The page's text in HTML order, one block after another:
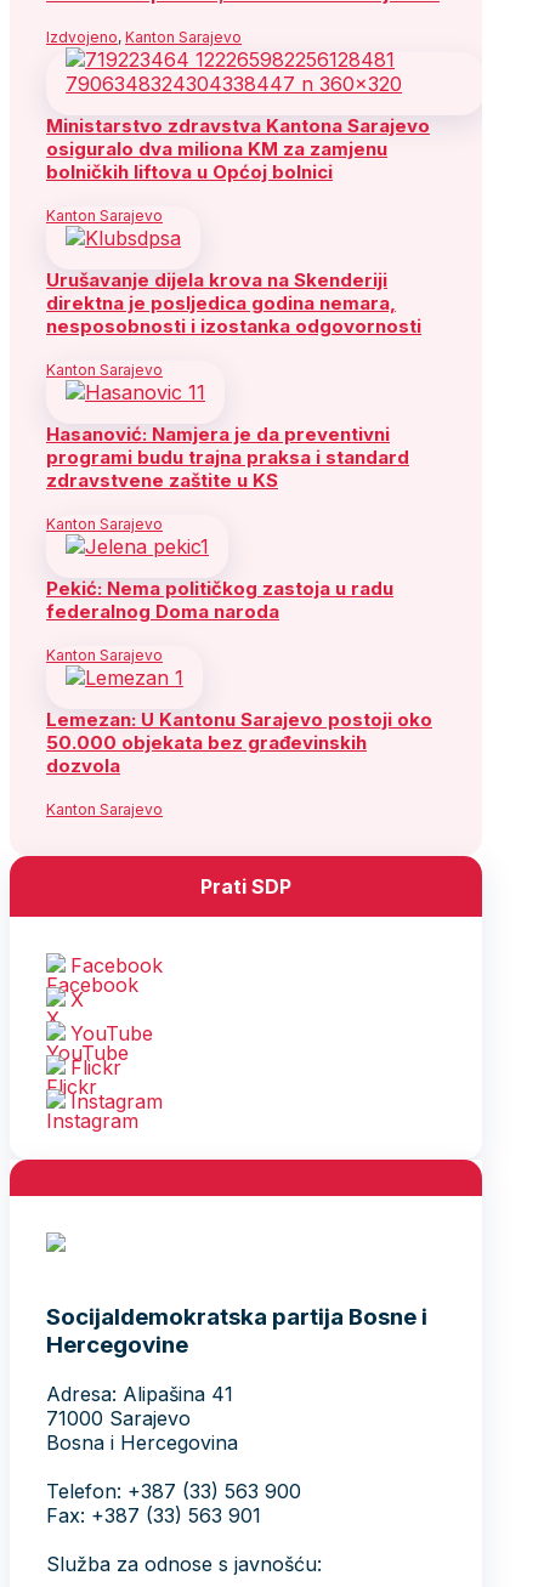
Izdvojeno, Kanton Sarajevo
Ministarstvo zdravstva Kantona Sarajevo
osiguralo dva miliona KM za zamjenu
bolničkih liftova u Općoj bolnici
Kanton Sarajevo
Urušavanje dijela krova na Skenderiji
direktna je posljedica godina nemara,
nesposobnosti i izostanka odgovornosti
Kanton Sarajevo
Hasanović: Namjera je da preventivni
programi budu trajna praksa i standard
zdravstvene zaštite u KS
Kanton Sarajevo
Pekić: Nema političkog zastoja u radu
federalnog Doma naroda
Kanton Sarajevo
Lemezan: U Kantonu Sarajevo postoji oko
50.000 objekata bez građevinskih
dozvola
Kanton Sarajevo
Prati SDP
Facebook
X
YouTube
Flickr
Instagram
Socijaldemokratska partija Bosne i
Hercegovine
Adresa: Alipašina 41
71000 Sarajevo
Bosna i Hercegovina
Telefon: +387 (33) 563 900
Fax: +387 (33) 563 901
Služba za odnose s javnošću: